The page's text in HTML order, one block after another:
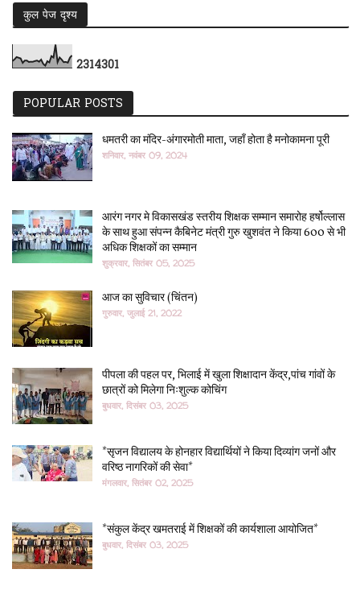
कुल पेज दृश्य
2314301
POPULAR POSTS
धमतरी का मंदिर-अंगारमोती माता, जहाँ होता है मनोकामना पूरी
शनिवार, नवंबर 09, 2024
आरंग नगर मे विकासखंड स्तरीय शिक्षक सम्मान समारोह हर्षोल्लास
के साथ हुआ संपन्न कैबिनेट मंत्री गुरु खुशवंत ने किया 600 से भी
अधिक शिक्षकों का सम्मान
शुक्रवार, सितंबर 05, 2025
आज का सुविचार (चिंतन)
गुरुवार, जुलाई 21, 2022
पीपला की पहल पर, भिलाई में खुला शिक्षादान केंद्र,पांच गांवों के
छात्रों को मिलेगा निःशुल्क कोचिंग
बुधवार, दिसंबर 03, 2025
*सृजन विद्यालय के होनहार विद्यार्थियों ने किया दिव्यांग जनों और
वरिष्ठ नागरिकों की सेवा*
मंगलवार, सितंबर 02, 2025
*संकुल केंद्र खमतराई में शिक्षकों की कार्यशाला आयोजित*
बुधवार, दिसंबर 03, 2025